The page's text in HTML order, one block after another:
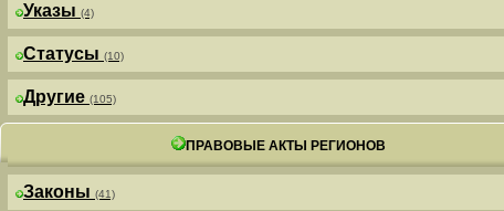
Указы (4)
Статусы (10)
Другие (105)
ПРАВОВЫЕ АКТЫ РЕГИОНОВ
Законы (41)